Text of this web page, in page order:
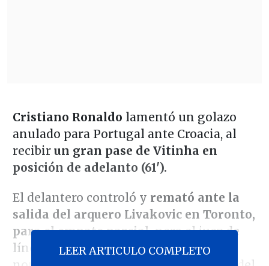
Cristiano Ronaldo lamentó un golazo
anulado para Portugal ante Croacia, al
recibir un gran pase de Vitinha en
posición de adelanto (61').
El delantero controló y remató ante la
salida del arquero Livakovic en Toronto,
para el empate parcial,pero el juez de
línea levantó su banderín y el árbitro
LEER ARTICULO COMPLETO